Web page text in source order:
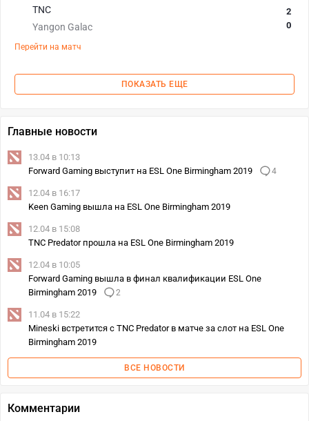
TNC
Yangon Galac
2
0
Перейти на матч
ПОКАЗАТЬ ЕЩЕ
Главные новости
13.04 в 10:13
Forward Gaming выступит на ESL One Birmingham 2019
4
12.04 в 16:17
Keen Gaming вышла на ESL One Birmingham 2019
12.04 в 15:08
TNC Predator прошла на ESL One Birmingham 2019
12.04 в 10:05
Forward Gaming вышла в финал квалификации ESL One
Birmingham 2019
2
11.04 в 15:22
Mineski встретится с TNC Predator в матче за слот на ESL One
Birmingham 2019
ВСЕ НОВОСТИ
Комментарии